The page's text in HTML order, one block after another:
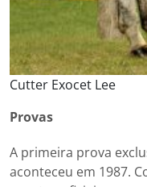
Cutter Exocet Lee
Provas
A primeira prova
aconteceu em 1987.